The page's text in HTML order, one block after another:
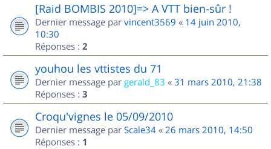
[Raid BOMBIS 2010]=> A VTT bien-sûr !
Dernier message par vincent3569 « 14 juin 2010,
10:30
Réponses : 2
youhou les vttistes du 71
Dernier message par gerald_83 « 31 mars 2010, 21:38
Réponses : 3
Croqu'vignes le 05/09/2010
Dernier message par Scale34 « 26 mars 2010, 14:50
Réponses : 1